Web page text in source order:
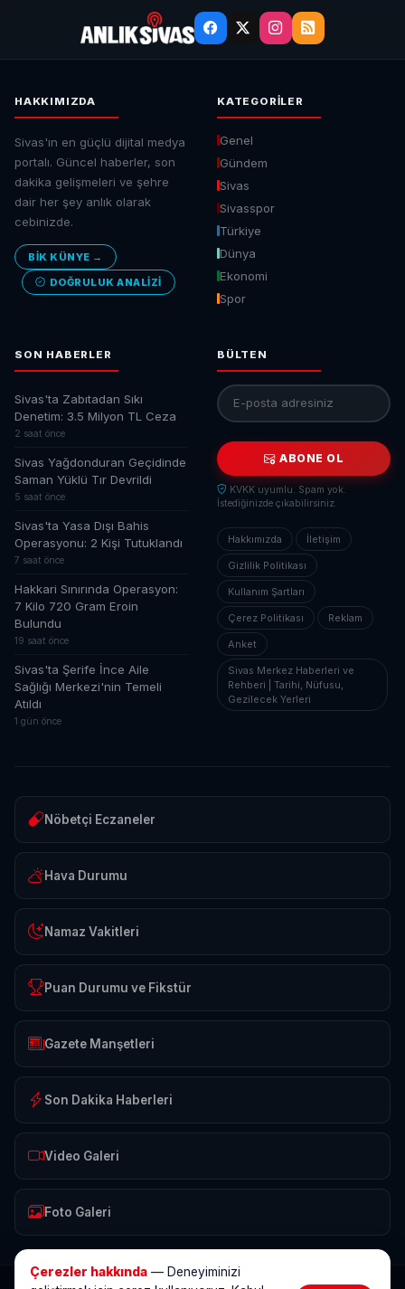
HAKKIMIZDA
Sivas'ın en güçlü dijital medya
portalı. Güncel haberler, son
dakika gelişmeleri ve şehre
dair her şey anlık olarak
cebinizde.
BİK KÜNYE →
DOĞRULUK ANALIZI
KATEGORILER
Genel
Gündem
Sivas
Sivasspor
Türkiye
Dünya
Ekonomi
Spor
SON HABERLER
Sivas'ta Zabıtadan Sıkı
Denetim: 3.5 Milyon TL Ceza
2 saat önce
Sivas Yağdonduran Geçidinde
Saman Yüklü Tır Devrildi
5 saat önce
Sivas'ta Yasa Dışı Bahis
Operasyonu: 2 Kişi Tutuklandı
7 saat önce
Hakkari Sınırında Operasyon:
7 Kilo 720 Gram Eroin
Bulundu
19 saat önce
Sivas'ta Şerife İnce Aile
Sağlığı Merkezi'nin Temeli
Atıldı
1 gün önce
BÜLTEN
ABONE OL
KVKK uyumlu. Spam yok.
İstediğinizde çıkabilirsiniz.
Hakkımızda İletişim
Gizlilik Politikası
Kullanım Şartları
Çerez Politikası Reklam
Anket
Sivas Merkez Haberleri ve
Rehberi | Tarihi, Nüfusu,
Gezilecek Yerleri
Nöbetçi Eczaneler
Hava Durumu
Namaz Vakitleri
Puan Durumu ve Fikstür
Gazete Manşetleri
Son Dakika Haberleri
Video Galeri
Foto Galeri
Çerezler hakkında — Deneyiminizi